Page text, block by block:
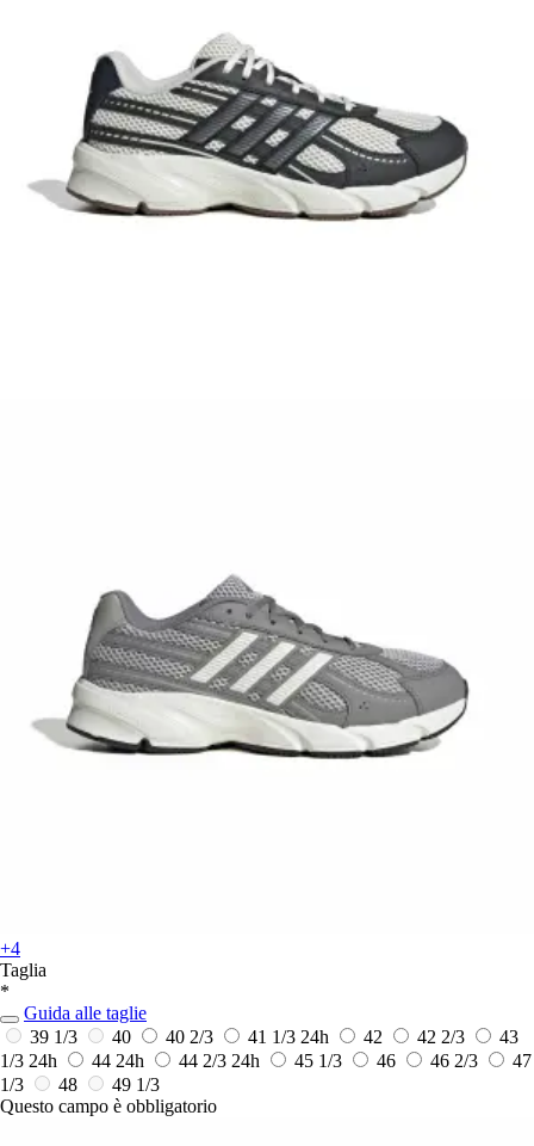
+4
Taglia
*
Guida alle taglie
39 1/3
40 40 2/3 41 1/3 24h 42 42 2/3
43
1/3 24h 44 24h 44 2/3 24h 45 1/3 46 46 2/3
47
1/3
48
49 1/3
Questo campo è obbligatorio